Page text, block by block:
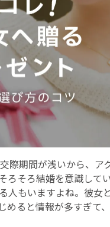
際期間が浅いから、ア
ろそろ結婚を意識して
人もいますよね。彼女
めると情報が多すぎて